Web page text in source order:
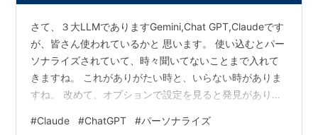
さて、３大LLMでありますGemini,Chat GPT,Claudeです
が、皆さん使われているかと 思います。 使い込むとパー
ソナライズされていて、時々聞いてないことまで入れて
きますね。 これがありがたい時と、いらない時がありま
すね。 改めて、オプションで設定を見ると発見がありま
ますな。 Chat GPTでGPS機能の保存のオン、オフがあり
#Claude #ChatGPT #パーソナライズ